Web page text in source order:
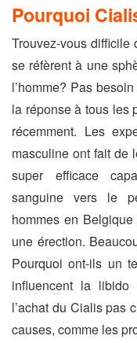
Pourquoi
Trouvez-vous difficile
se réfèrent à une
l’homme? Pas
la réponse à tous les
récemment. Les
masculine ont fait de
super efficace
sanguine vers le
hommes en Belgique
une érection.
Pourquoi ont-ils un
influencent la
l’achat du Cialis pas
causes, comme les